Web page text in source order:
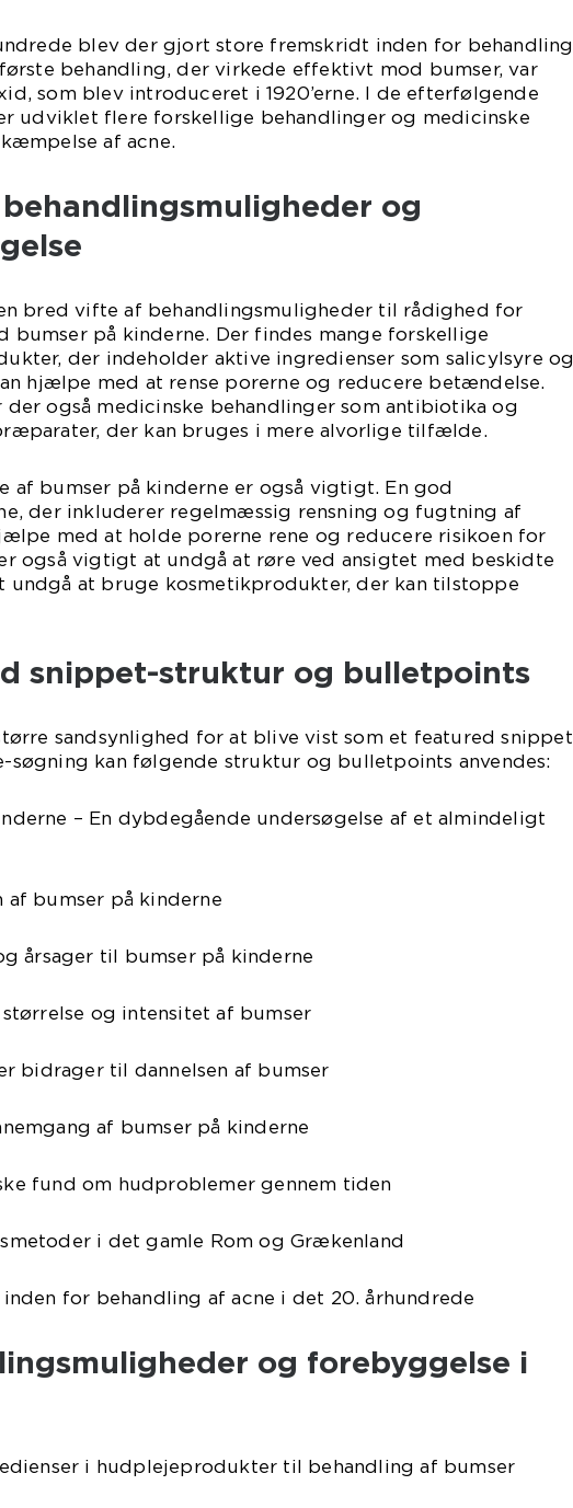
blev der gjort store fremskridt inden for behandling
behandling, der virkede effektivt mod bumser, var
som blev introduceret i 1920’erne. I de efterfølgende
udviklet flere forskellige behandlinger og medicinske
af acne.
behandlingsmuligheder og
bred vifte af behandlingsmuligheder til rådighed for
bumser på kinderne. Der findes mange forskellige
der indeholder aktive ingredienser som salicylsyre og
hjælpe med at rense porerne og reducere betændelse.
der også medicinske behandlinger som antibiotika og
der kan bruges i mere alvorlige tilfælde.
af bumser på kinderne er også vigtigt. En god
der inkluderer regelmæssig rensning og fugtning af
med at holde porerne rene og reducere risikoen for
også vigtigt at undgå at røre ved ansigtet med beskidte
undgå at bruge kosmetikprodukter, der kan tilstoppe
snippet-struktur og bulletpoints
sandsynlighed for at blive vist som et featured snippet
søgning kan følgende struktur og bulletpoints anvendes:
– En dybdegående undersøgelse af et almindeligt
af bumser på kinderne
årsager til bumser på kinderne
størrelse og intensitet af bumser
bidrager til dannelsen af bumser
af bumser på kinderne
fund om hudproblemer gennem tiden
i det gamle Rom og Grækenland
for behandling af acne i det 20. århundrede
og forebyggelse i
i hudplejeprodukter til behandling af bumser